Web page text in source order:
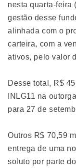
nesta quarta-feira
gestão desse
alinhada com o
carteira, com a
ativos, pelo valor
Desse total, R$
INLG11 na
para 27 de
Outros R$ 70,59
entrega de uma
soluto por parte